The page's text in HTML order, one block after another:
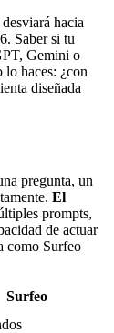
hacia
Saber si tu
Gemini o
haces: ¿con
diseñada
pregunta, un
El
prompts,
de actuar
como Surfeo
Surfeo